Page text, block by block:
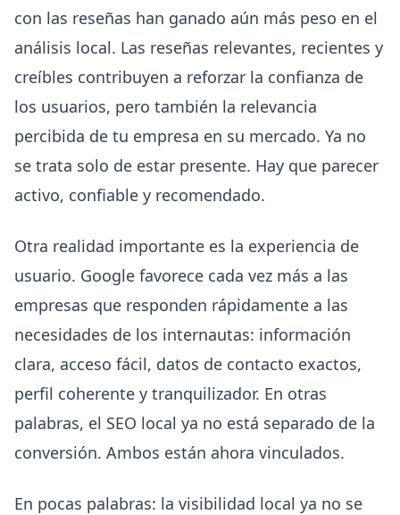
con las reseñas han ganado aún más peso en el
análisis local. Las reseñas relevantes, recientes y
creíbles contribuyen a reforzar la confianza de
los usuarios, pero también la relevancia
percibida de tu empresa en su mercado. Ya no
se trata solo de estar presente. Hay que parecer
activo, confiable y recomendado.
Otra realidad importante es la experiencia de
usuario. Google favorece cada vez más a las
empresas que responden rápidamente a las
necesidades de los internautas: información
clara, acceso fácil, datos de contacto exactos,
perfil coherente y tranquilizador. En otras
palabras, el SEO local ya no está separado de la
conversión. Ambos están ahora vinculados.
En pocas palabras: la visibilidad local ya no se